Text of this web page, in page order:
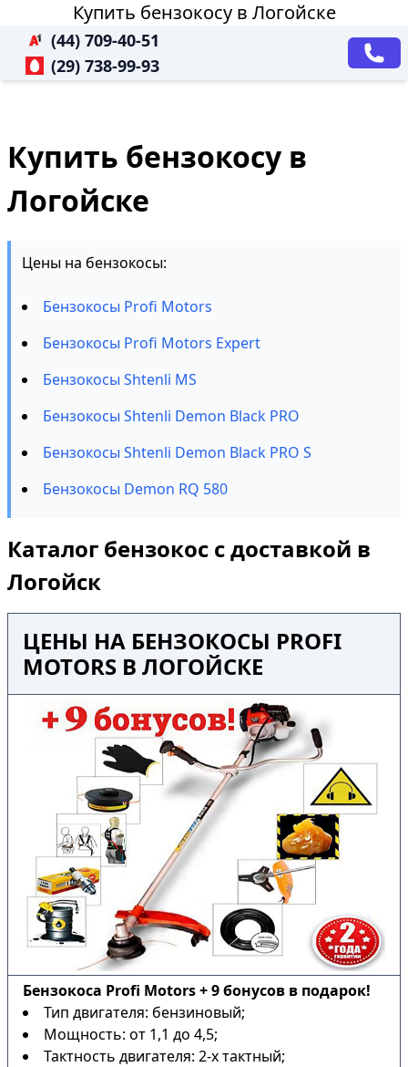
Купить бензокосу в Логойске
(44) 709-40-51
(29) 738-99-93
Купить бензокосу в
Логойске
Цены на бензокосы:
Бензокосы Profi Motors
Бензокосы Profi Motors Expert
Бензокосы Shtenli MS
Бензокосы Shtenli Demon Black PRO
Бензокосы Shtenli Demon Black PRO S
Бензокосы Demon RQ 580
Каталог бензокос с доставкой в
Логойск
ЦЕНЫ НА БЕНЗОКОСЫ PROFI
MOTORS В ЛОГОЙСКЕ
Бензокоса Profi Motors + 9 бонусов в подарок!
Тип двигателя: бензиновый;
Мощность: от 1,1 до 4,5;
Тактность двигателя: 2-х тактный;